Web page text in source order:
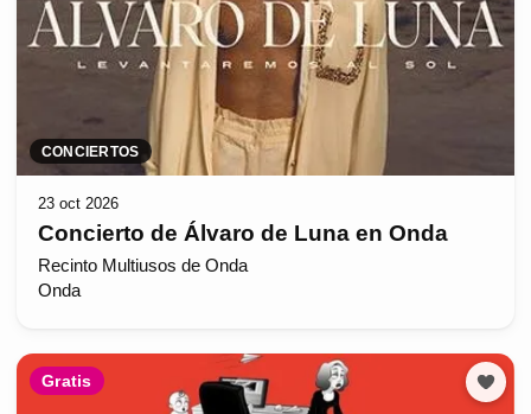
CONCIERTOS
23 oct 2026
Concierto de Álvaro de Luna en Onda
Recinto Multiusos de Onda
Onda
Gratis